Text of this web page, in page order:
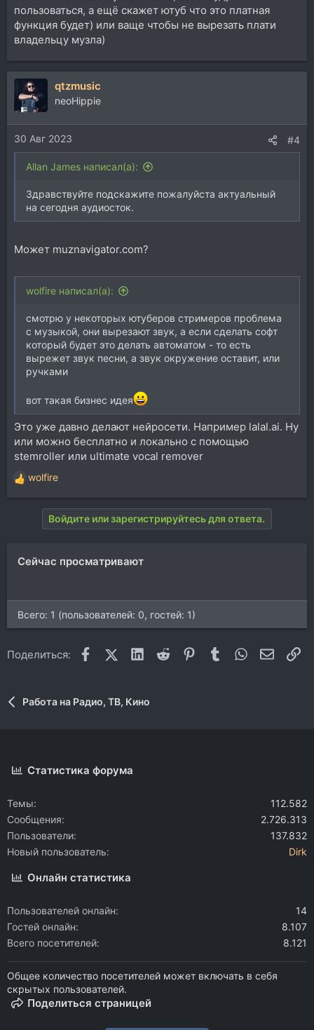
пользоваться, а ещё скажет ютуб что это платная
функция будет) или ваще чтобы не вырезать плати
владельцу музла)
qtzmusic
neoHippie
30 Авг 2023 #4
Allan James написал(а):
Здравствуйте подскажите пожалуйста актуальный
на сегодня аудиосток.
Может muznavigator.com?
wolfire написал(а):
смотрю у некоторых ютуберов стримеров проблема
с музыкой, они вырезают звук, а если сделать софт
который будет это делать автоматом - то есть
вырежет звук песни, а звук окружение оставит, или
ручками
вот такая бизнес идея
Это уже давно делают нейросети. Например lalal.ai. Ну
или можно бесплатно и локально с помощью
stemroller или ultimate vocal remover
Р
е
и
wolfire
Войдите или зарегистрируйтесь для ответа.
Сейчас просматривают
Всего: 1 (пользователей: 0, гостей: 1)
Поделиться: FacebookX (Twitter)
LinkedIn
Reddit Pinterest
Tumblr WhatsApp
Работа на Радио, ТВ, Кино
Статистика форума
Темы
112.582
Сообщения
2.726.313
Пользователи
137.832
Новый пользователь
Dirk
Онлайн статистика
Пользователей онлайн
14
Гостей онлайн
8.107
Всего посетителей
8.121
Общее количество посетителей может включать в себя
скрытых пользователей.
Поделиться страницей